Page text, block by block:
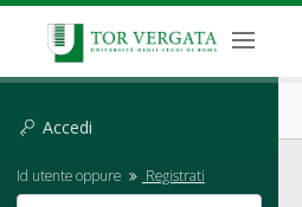
Accedi
Id utente oppure Registrati